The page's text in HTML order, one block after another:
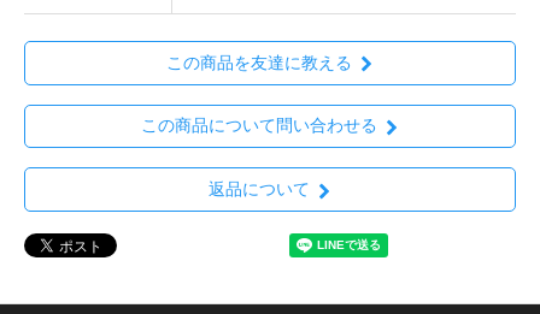
この商品を友達に教える
この商品について問い合わせる
返品について